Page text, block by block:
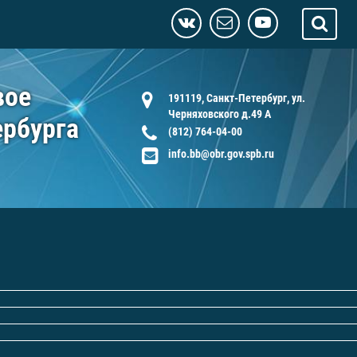
191119, Санкт-Петербург, ул.
Черняховского д.49 А
(812) 764-04-00
info.bb@obr.gov.spb.ru